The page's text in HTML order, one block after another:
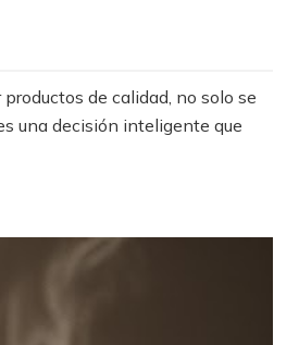
de calidad, no solo se
una decisión inteligente que